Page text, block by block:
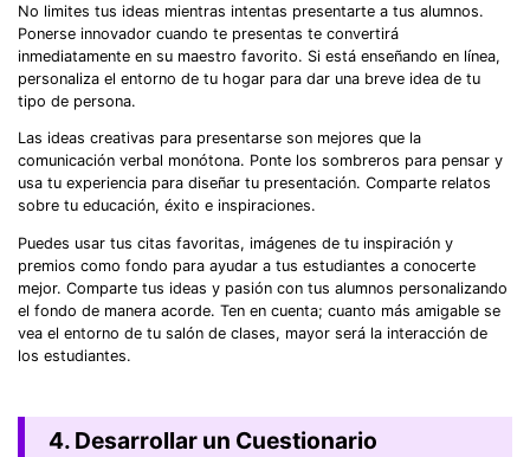
No limites tus ideas mientras intentas presentarte a tus alumnos.
Ponerse innovador cuando te presentas te convertirá
inmediatamente en su maestro favorito. Si está enseñando en línea,
personaliza el entorno de tu hogar para dar una breve idea de tu
tipo de persona.
Las ideas creativas para presentarse son mejores que la
comunicación verbal monótona. Ponte los sombreros para pensar y
usa tu experiencia para diseñar tu presentación. Comparte relatos
sobre tu educación, éxito e inspiraciones.
Puedes usar tus citas favoritas, imágenes de tu inspiración y
premios como fondo para ayudar a tus estudiantes a conocerte
mejor. Comparte tus ideas y pasión con tus alumnos personalizando
el fondo de manera acorde. Ten en cuenta; cuanto más amigable se
vea el entorno de tu salón de clases, mayor será la interacción de
los estudiantes.
4. Desarrollar un Cuestionario